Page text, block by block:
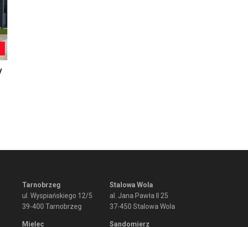
Tarnobrzeg
ul. Wyspiańskiego 12/5
39-400 Tarnobrzeg
Mielec
Stalowa Wola
al. Jana Pawła II 25
37-450 Stalowa Wola
Sandomierz